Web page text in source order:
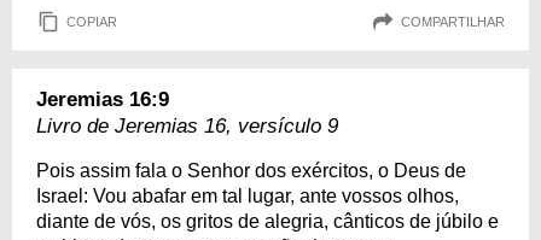
COPIAR COMPARTILHAR
Jeremias 16:9
Livro de Jeremias 16, versículo 9
Pois assim fala o Senhor dos exércitos, o Deus de
Israel: Vou abafar em tal lugar, ante vossos olhos,
diante de vós, os gritos de alegria, cânticos de júbilo e